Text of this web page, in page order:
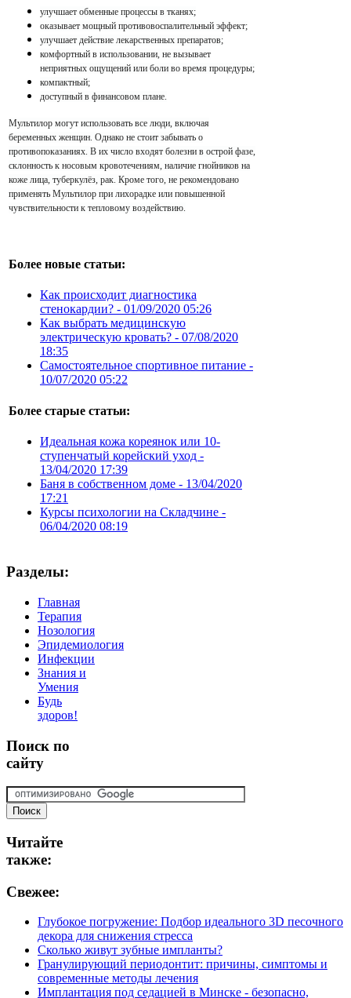
улучшает обменные процессы в тканях;
оказывает мощный противовоспалительный эффект;
улучшает действие лекарственных препаратов;
комфортный в использовании, не вызывает
неприятных ощущений или боли во время процедуры;
компактный;
доступный в финансовом плане.
Мультилор могут использовать все люди, включая
беременных женщин. Однако не стоит забывать о
противопоказаниях. В их число входят болезни в острой фазе,
склонность к носовым кровотечениям, наличие гнойников на
коже лица, туберкулёз, рак. Кроме того, не рекомендовано
применять Мультилор при лихорадке или повышенной
чувствительности к тепловому воздействию.
Более новые статьи:
Как происходит диагностика
стенокардии? - 01/09/2020 05:26
Как выбрать медицинскую
электрическую кровать? - 07/08/2020
18:35
Самостоятельное спортивное питание -
10/07/2020 05:22
Более старые статьи:
Идеальная кожа кореянок или 10-
ступенчатый корейский уход -
13/04/2020 17:39
Баня в собственном доме - 13/04/2020
17:21
Курсы психологии на Складчине -
06/04/2020 08:19
Разделы:
Главная
Терапия
Нозология
Эпидемиология
Инфекции
Знания и
Умения
Будь
здоров!
Поиск по
сайту
Читайте
также:
Свежее:
Глубокое погружение: Подбор идеального 3D песочного
декора для снижения стресса
Сколько живут зубные импланты?
Гранулирующий периодонтит: причины, симптомы и
современные методы лечения
Имплантация под седацией в Минске - безопасно,